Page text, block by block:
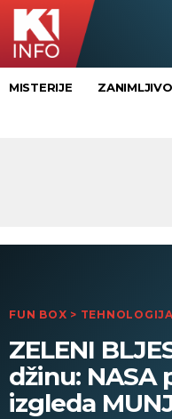
MISTERIJE
FUN BOX >
ZELENI
džinu: NASA
izgleda